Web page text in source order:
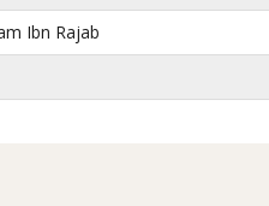
Ibn Rajab